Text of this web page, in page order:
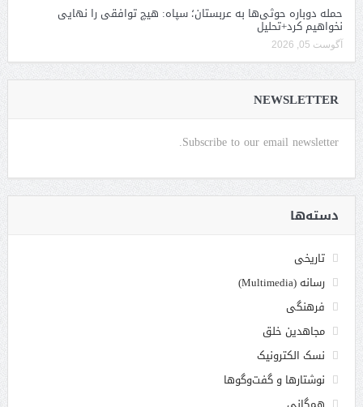
حمله دوباره حوثی‌ها به عربستان؛ سپاه: هیچ توافقی را نهایی
نخواهیم کرد+تحلیل
آگوست 05, 2026
NEWSLETTER
Subscribe to our email newsletter.
دسته‌ها
تاریخی
رسانه (Multimedia)
فرهنگی
مجاهدین خلق
نسک الکترونیک
نوشتارها و گفت‌وگوها